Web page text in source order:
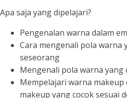
Apa saja yang dipelajari?
Pengenalan warna dalam
Cara mengenali pola warna
seseorang
Mengenali pola warna yang
Mempelajari warna
makeup yang cocok sesuai